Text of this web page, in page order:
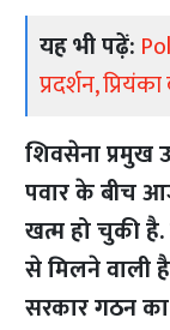
यह भी पढ़ें:
प्रदर्शन,
शिवसेना प्रमुख
पवार के बीच
खत्म हो चुकी
से मिलने वाली
सरकार गठन